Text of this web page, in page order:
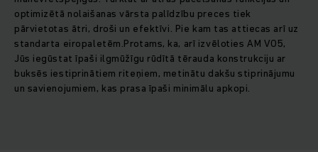
optimizētā nolaišanas vārsta palīdzību preces tiek
pārvietotas ātri, droši un efektīvi. Pie kam tas attiecas arī uz
standarta eiropaletēm.Protams, ka, arī izvēloties AM V05,
Jūs iegūstat īpaši ilgmūžīgu rūdītā tērauda konstrukciju ar
buksēs iestiprinātiem riteņiem, metinātu dakšu stiprinājumu
un savienojumiem, kas prasa īpaši minimālu apkopi.